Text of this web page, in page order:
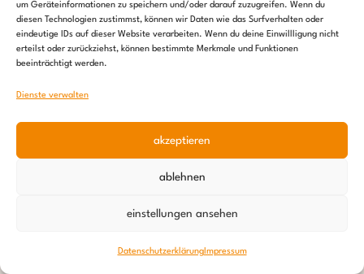
um Geräteinformationen zu speichern und/oder darauf zuzugreifen. Wenn du
diesen Technologien zustimmst, können wir Daten wie das Surfverhalten oder
eindeutige IDs auf dieser Website verarbeiten. Wenn du deine Einwillligung nicht
erteilst oder zurückziehst, können bestimmte Merkmale und Funktionen
beeinträchtigt werden.
Dienste verwalten
akzeptieren
ablehnen
einstellungen ansehen
DatenschutzerklärungImpressum